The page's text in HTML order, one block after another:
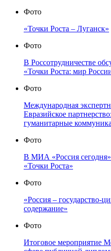
Фото
«Точки Роста – Луганск»
Фото
В Россотрудничестве
«Точки Роста: мир
Фото
Международная
Евразийское
гуманитарные
Фото
В МИА «Россия сегодня»
«Точки Роста»
Фото
«Россия – государство-
содержание»
Фото
Итоговое мероприятие